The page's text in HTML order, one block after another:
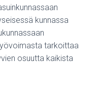
kunnassa
tarkoittaa
osuutta kaikista